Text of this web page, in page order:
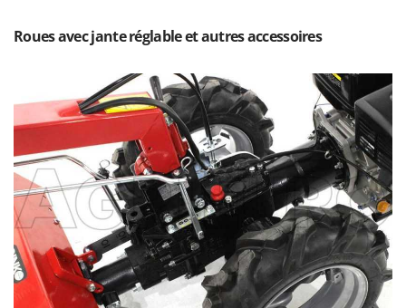
Roues avec jante réglable et autres accessoires